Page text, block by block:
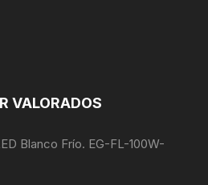
VALORADOS
Blanco Frío. EG-FL-100W-